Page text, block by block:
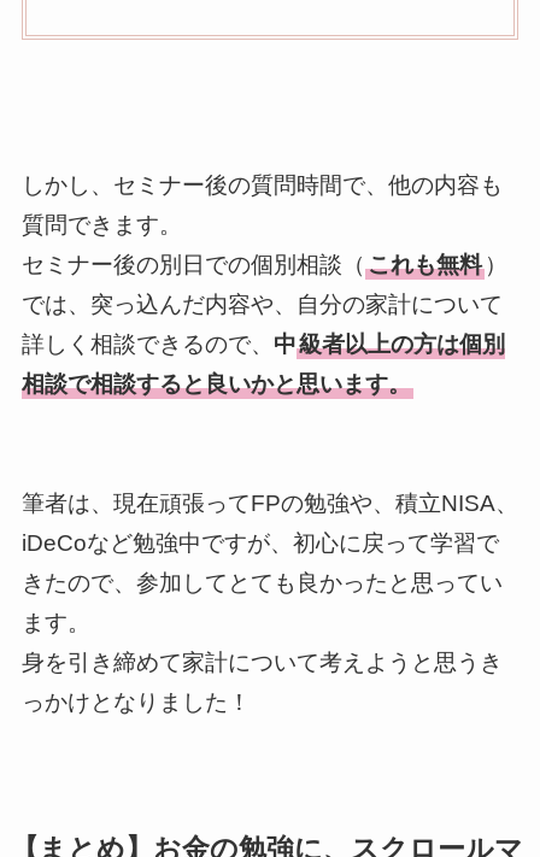
しかし、セミナー後の質問時間で、他の内容も
質問できます。
セミナー後の別日での個別相談（ これも無料）
では、突っ込んだ内容や、自分の家計について
詳しく相談できるので、 中級者以上の方は個別
相談で相談すると良いかと思います。
筆者は、現在頑張ってFPの勉強や、積立NISA、
iDeCoなど勉強中ですが、初心に戻って学習で
きたので、参加してとても良かったと思ってい
ます。
身を引き締めて家計について考えようと思うき
っかけとなりました！
【まとめ】お金の勉強に、スクロールマ